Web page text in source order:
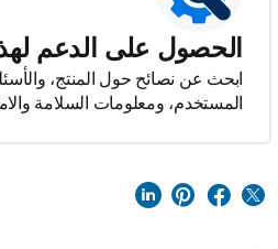
الحصول على الدعم
ابحث عن نصائح حول المنتج،
المستخدم، ومعلومات السلامة